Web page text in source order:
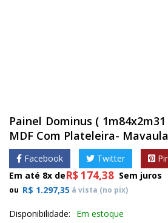
Painel Dominus (
MDF Com Plateleira-
Facebook Twitter
Em até 8x deR$174,38 Sem juros
ou R$ 1.297,35 á vista (no pix)
Disponibilidade: Em estoque